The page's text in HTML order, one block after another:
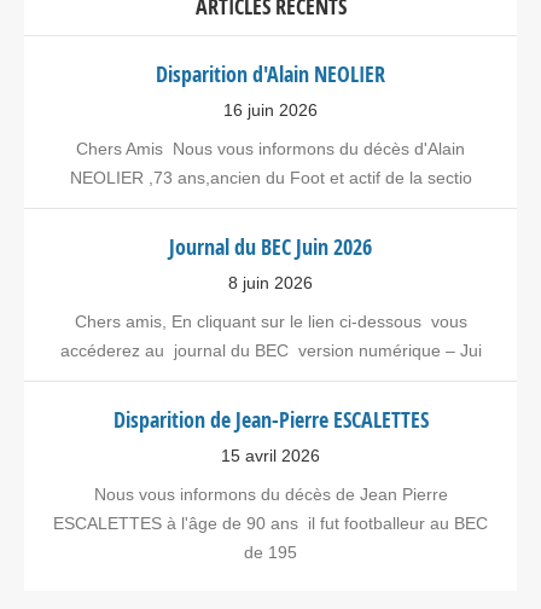
ARTICLES RÉCENTS
Disparition d'Alain NEOLIER
16 juin 2026
Chers Amis Nous vous informons du décès d'Alain
NEOLIER ,73 ans,ancien du Foot et actif de la sectio
Journal du BEC Juin 2026
8 juin 2026
Chers amis, En cliquant sur le lien ci-dessous vous
accéderez au journal du BEC version numérique – Jui
Disparition de Jean-Pierre ESCALETTES
15 avril 2026
Nous vous informons du décès de Jean Pierre
ESCALETTES à l'âge de 90 ans il fut footballeur au BEC
de 195